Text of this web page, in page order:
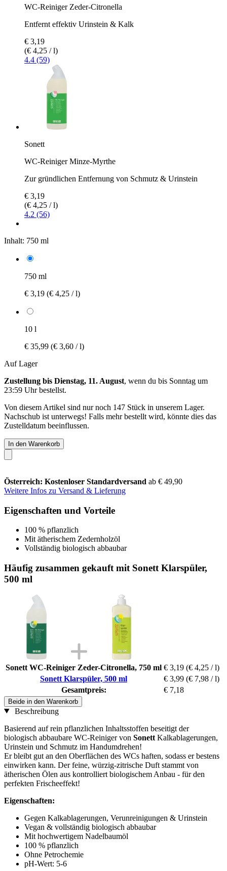
WC-Reiniger Zeder-Citronella
Entfernt effektiv Urinstein & Kalk
€ 3,19
(€ 4,25 / l)
4.4 (59)
Sonett
WC-Reiniger Minze-Myrthe
Zur gründlichen Entfernung von Schmutz & Urinstein
€ 3,19
(€ 4,25 / l)
4.2 (56)
Inhalt: 750 ml
750 ml
€ 3,19 (€ 4,25 / l)
10 l
€ 35,99 (€ 3,60 / l)
Auf Lager
Zustellung bis Dienstag, 11. August, wenn du bis Sonntag um
23:59 Uhrbestellst.
Von diesem Artikel sind nur noch 147 Stück in unserem Lager.
Nachschub ist unterwegs! Falls mehr bestellt wird, könnte dies das
Zustelldatum beeinflussen.
In den Warenkorb
Österreich: Kostenloser Standardversand ab € 49,90
Weitere Infos zu Versand & Lieferung
Eigenschaften und Vorteile
100 % pflanzlich
Mit ätherischem Zedernholzöl
Vollständig biologisch abbaubar
Häufig zusammen gekauft mit Sonett Klarspüler,
500 ml
Sonett WC-Reiniger Zeder-Citronella, 750 ml € 3,19 (€ 4,25 / l)
Sonett Klarspüler, 500 ml
€ 3,99 (€ 7,98 / l)
Gesamtpreis:
€ 7,18
Beide in den Warenkorb
Beschreibung
Basierend auf rein pflanzlichen Inhaltsstoffen beseitigt der
biologisch abbaubare WC-Reiniger von Sonett Kalkablagerungen,
Urinstein und Schmutz im Handumdrehen!
Er bleibt gut an den Oberflächen des WCs haften, sodass er bestens
einwirken kann. Der feine, würzig-zitrische Duft stammt von
ätherischen Ölen aus kontrolliert biologischem Anbau - für den
perfekten Frischeeffekt!
Eigenschaften:
Gegen Kalkablagerungen, Verunreinigungen & Urinstein
Vegan & vollständig biologisch abbaubar
Mit hochwertigem Nadelbaumöl
100 % pflanzlich
Ohne Petrochemie
pH-Wert: 5-6